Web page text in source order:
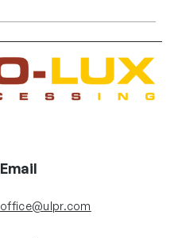
Email
office@ulpr.com